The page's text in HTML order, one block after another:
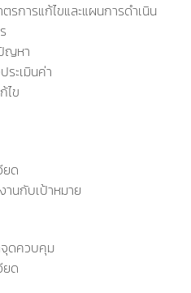
รการแก้ไขและแผนการดำเนิน
ญหา
ระเมินค่า
ไข
ยด
านกับเป้าหมาย
จุดควบคุม
ยด